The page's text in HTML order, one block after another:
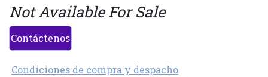
Not Available For Sale
Contáctenos
Condiciones de compra y despacho